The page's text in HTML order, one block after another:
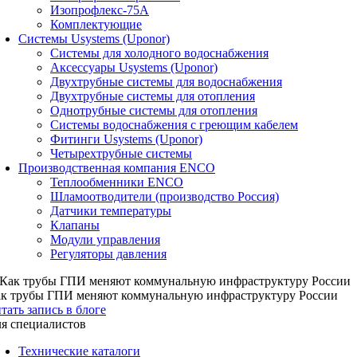
Изопрофлекс-75А
Комплектующие
Системы Usystems (Uponor)
Cистемы для холодного водоснабжения
Аксессуары Usystems (Uponor)
Двухтрубные системы для водоснабжения
Двухтрубные системы для отопления
Однотрубные системы для отопления
Системы водоснабжения с греющим кабелем
Фитинги Usystems (Uponor)
Четырехтрубные системы
Производственная компания ENCO
Теплообменники ENCO
Шламоотводители (производство Россия)
Датчики температуры
Клапаны
Модули управления
Регуляторы давления
трубы ГПИ меняют коммунальную инфраструктуру России
запись в блоге
специалистов
Технические каталоги